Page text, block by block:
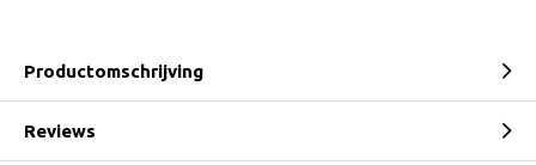
Productomschrijving
Reviews